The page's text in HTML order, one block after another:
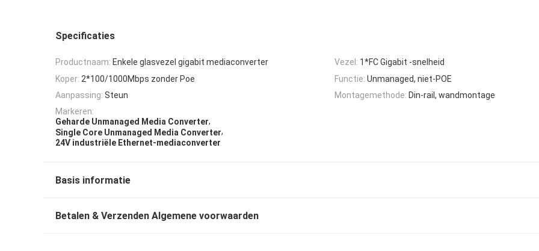
Specificaties
Productnaam: Enkele glasvezel gigabit mediaconverter Vezel: 1*FC Gigabit -snelheid
Koper: 2*100/1000Mbps zonder Poe Functie: Unmanaged, niet-POE
Aanpassing: Steun Montagemethode: Din-rail, wandmontage
Markeren:
Geharde Unmanaged Media Converter,
Single Core Unmanaged Media Converter,
24V industriële Ethernet-mediaconverter
Basis informatie
Betalen & Verzenden Algemene voorwaarden